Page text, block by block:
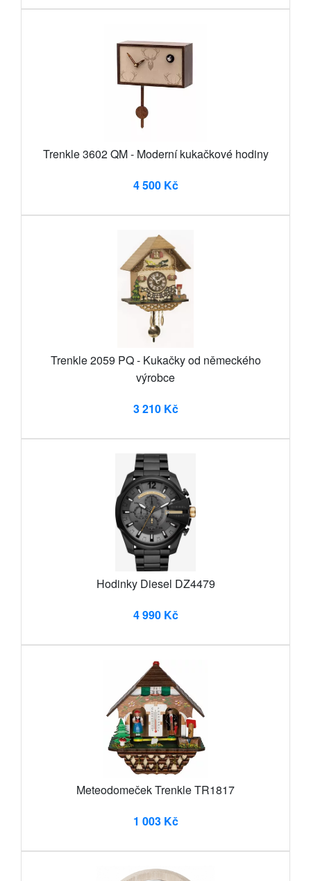
Trenkle 3602 QM - Moderní kukačkové hodiny
4 500 Kč
Trenkle 2059 PQ - Kukačky od německého
výrobce
3 210 Kč
Hodinky Diesel DZ4479
4 990 Kč
Meteodomeček Trenkle TR1817
1 003 Kč